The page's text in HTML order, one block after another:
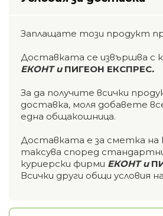
Заплащате този продукт
Доставката се извършва с
ЕКОНТ и ПИГЕОН ЕКСПРЕС.
За да получите всички
доставка, моля добавете
една общакошница.
Доставката е за сметка на
таксува според
куриерски фирми ЕКОНТ и
Всички други общи условия